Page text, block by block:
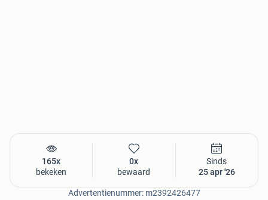
165x
bekeken
0x
bewaard
Sinds
25 apr '26
Advertentienummer: m2392426477